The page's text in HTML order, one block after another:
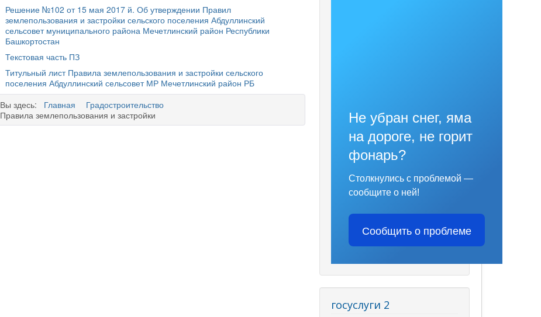
Решение №102 от 15 мая 2017 й. Об утверждении Правил
землепользования и застройки сельского поселения Абдуллинский
сельсовет муниципального района Мечетлинский район Республики
Башкортостан
Текстовая часть ПЗ
Титульный лист Правила землепользования и застройки сельского
поселения Абдуллинский сельсовет МР Мечетлинский район РБ
Вы здесь:
Главная
Градостроительство
Правила землепользования и застройки
Не убран снег, яма
на дороге, не горит
фонарь?
Столкнулись с проблемой —
сообщите о ней!
Сообщить о проблеме
госуслуги 2